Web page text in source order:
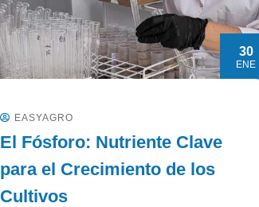
30
ENE
EASYAGRO
El Fósforo: Nutriente Clave
para el Crecimiento de los
Cultivos